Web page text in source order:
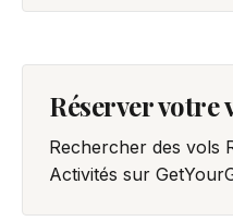
Réserver votre
Rechercher des vols
Activités sur